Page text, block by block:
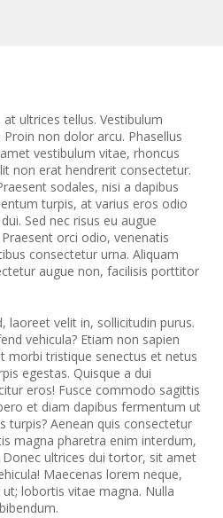
ultrices tellus. Vestibulum
non dolor arcu. Phasellus
vestibulum vitae, rhoncus
non erat hendrerit consectetur.
sodales, nisi a dapibus
turpis, at varius eros odio
Sed nec risus eu augue
orci odio, venenatis
consectetur urna. Aliquam
augue non, facilisis porttitor
laoreet velit in, sollicitudin purus.
vehicula? Etiam non sapien
morbi tristique senectus et netus
egestas. Quisque a dui
eros! Fusce commodo sagittis
et diam dapibus fermentum ut
turpis? Aenean quis consectetur
magna pharetra enim interdum,
ultrices dui tortor, sit amet
Maecenas lorem neque,
lobortis vitae magna. Nulla